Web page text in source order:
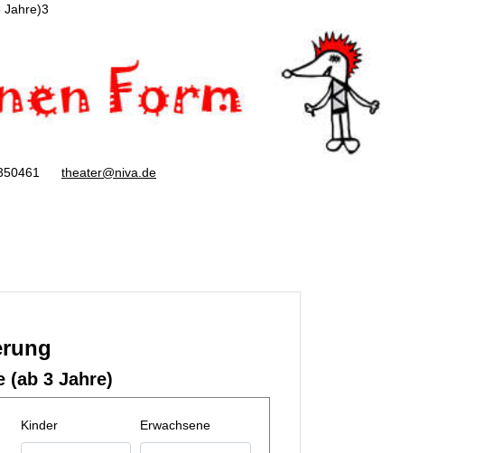
Jahre)3
theater@niva.de
(ab 3 Jahre)
Kinder Erwachsene